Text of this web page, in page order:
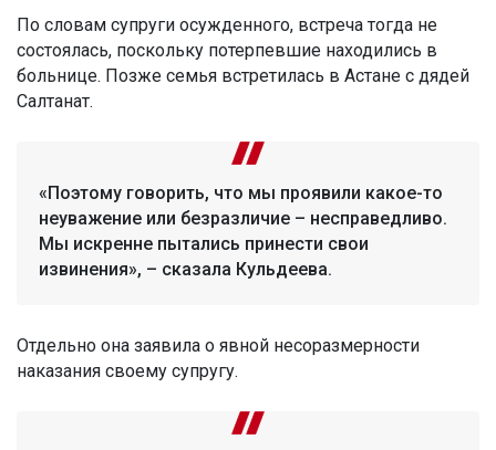
По словам супруги осужденного, встреча тогда не
состоялась, поскольку потерпевшие находились в
больнице. Позже семья встретилась в Астане с дядей
Салтанат.
«Поэтому говорить, что мы проявили какое-то
неуважение или безразличие – несправедливо.
Мы искренне пытались принести свои
извинения», – сказала Кульдеева.
Отдельно она заявила о явной несоразмерности
наказания своему супругу.